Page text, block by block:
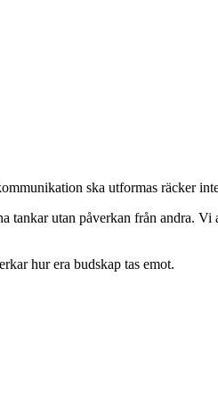
ska utformas räcker
tankar utan påverkan från andra. Vi
hur era budskap tas emot.